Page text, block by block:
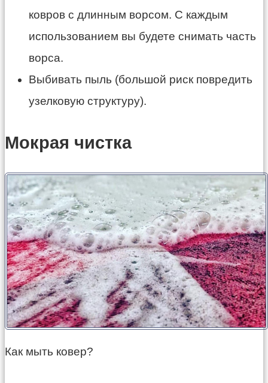
ковров с длинным ворсом. С каждым
использованием вы будете снимать часть
ворса.
Выбивать пыль (большой риск повредить
узелковую структуру).
Мокрая чистка
Как мыть ковер?